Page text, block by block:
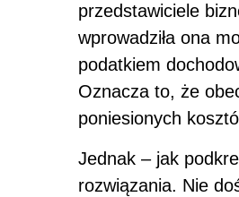
przedstawiciele
wprowadziła ona
podatkiem
Oznacza to, że
poniesionych
Jednak – jak
rozwiązania. Nie